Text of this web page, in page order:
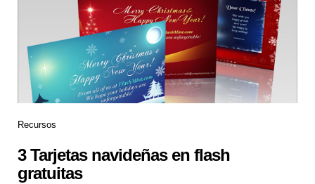
Recursos
3 Tarjetas navideñas en flash
gratuitas